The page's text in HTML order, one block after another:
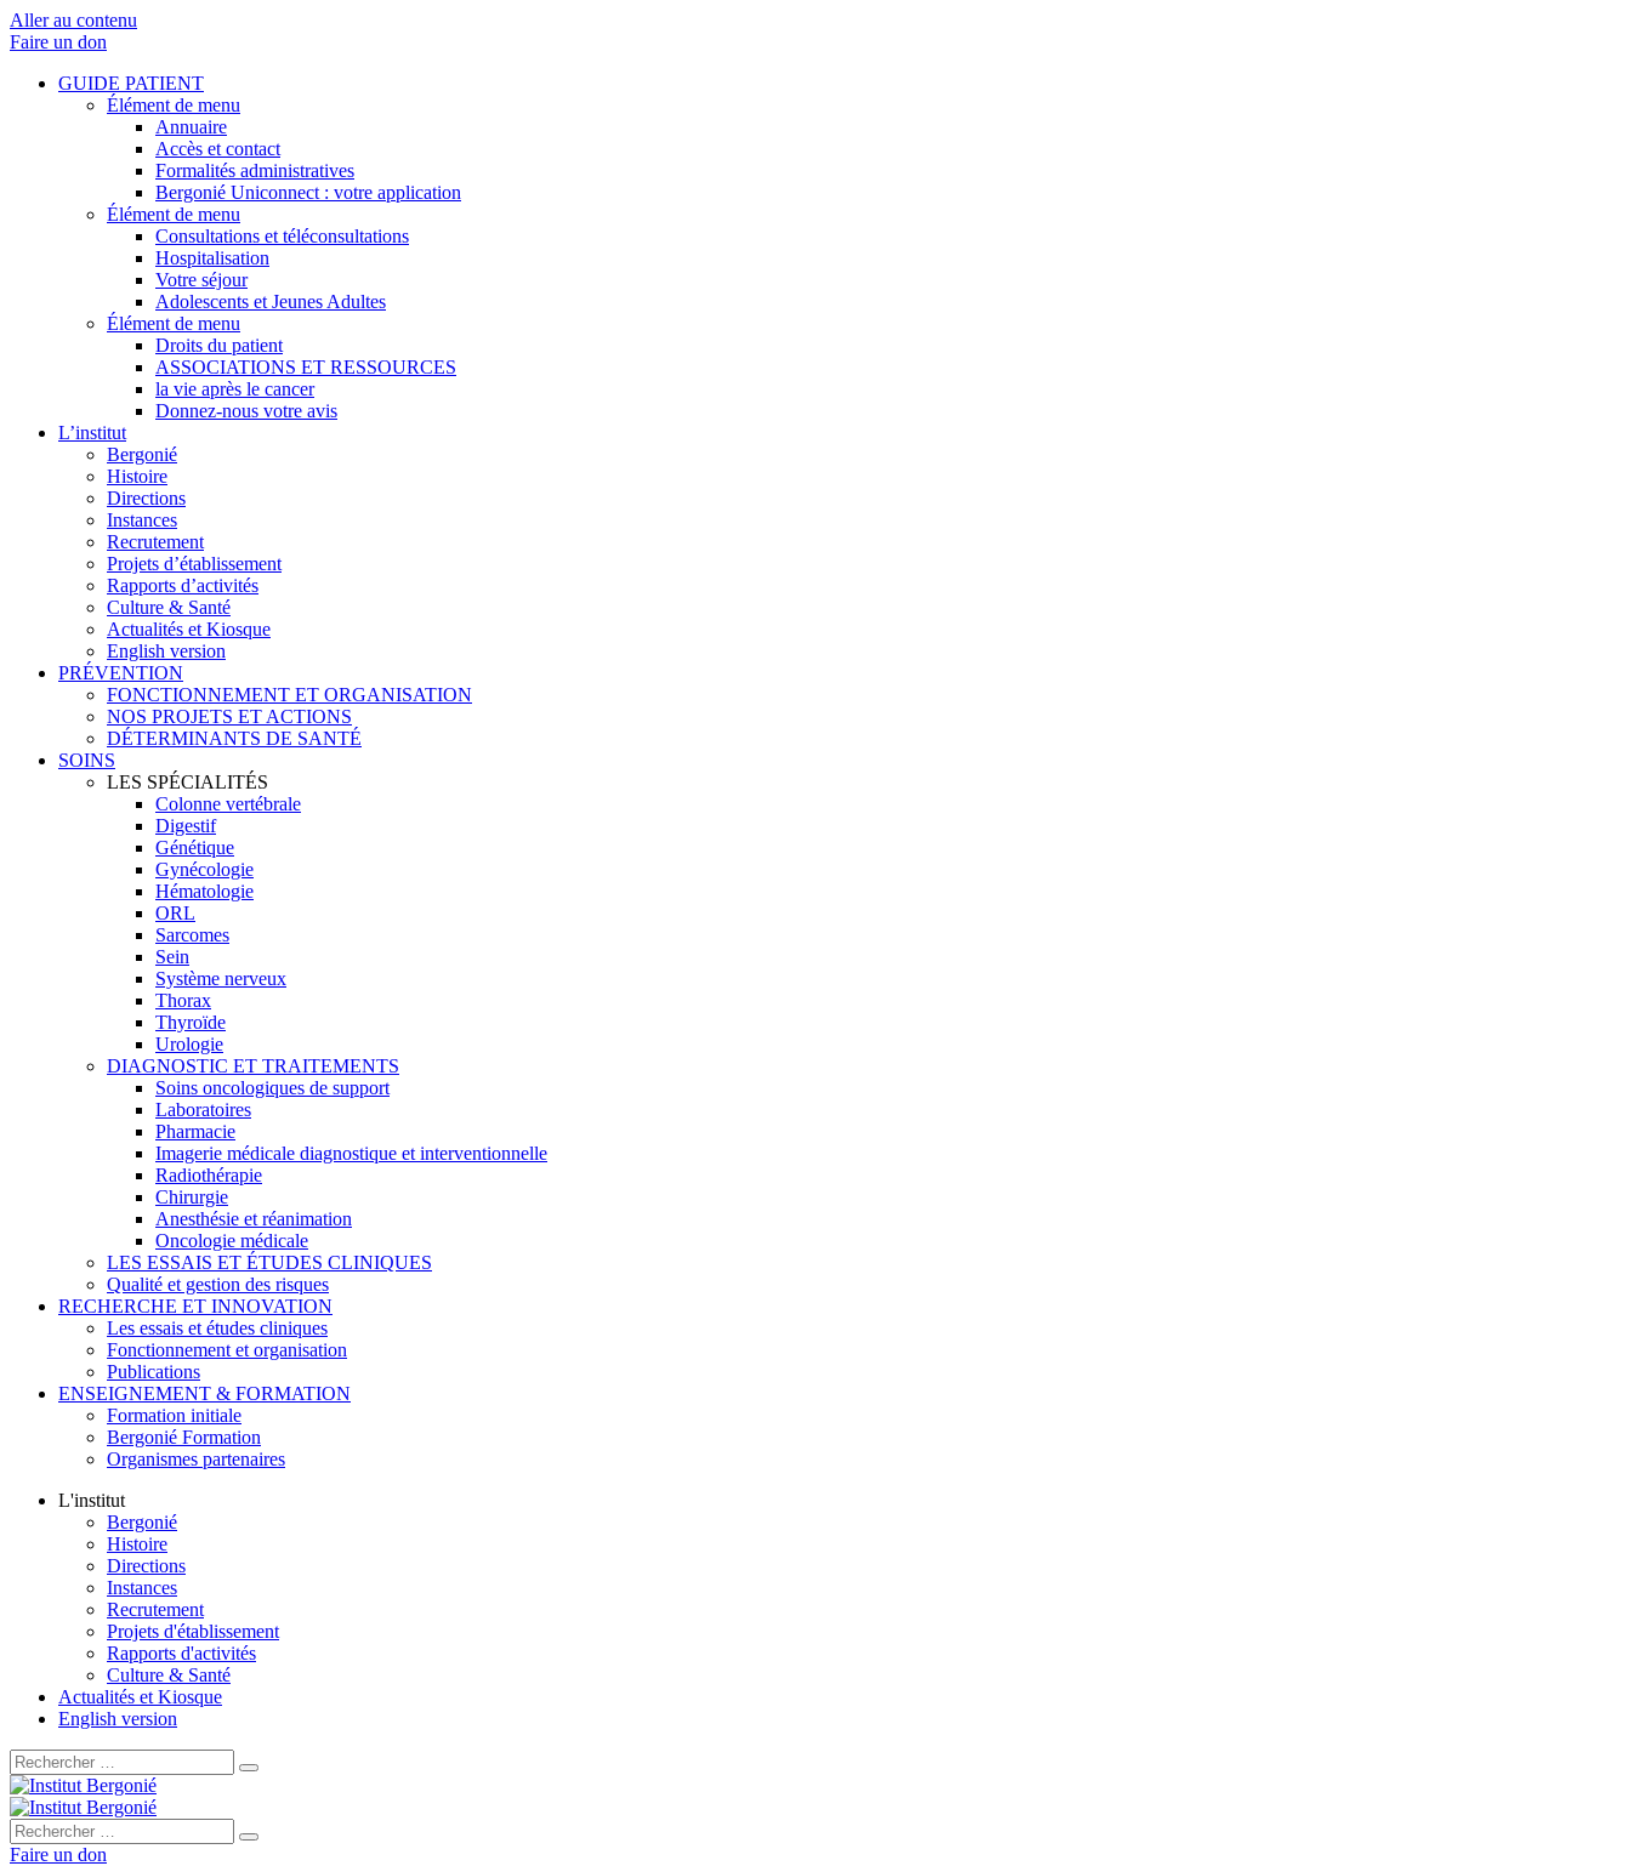
Aller au contenu
Faire un don
GUIDE PATIENT
Élément de menu
Annuaire
Accès et contact
Formalités administratives
Bergonié Uniconnect : votre application
Élément de menu
Consultations et téléconsultations
Hospitalisation
Votre séjour
Adolescents et Jeunes Adultes
Élément de menu
Droits du patient
ASSOCIATIONS ET RESSOURCES
la vie après le cancer
Donnez-nous votre avis
L’institut
Bergonié
Histoire
Directions
Instances
Recrutement
Projets d’établissement
Rapports d’activités
Culture & Santé
Actualités et Kiosque
English version
PRÉVENTION
FONCTIONNEMENT ET ORGANISATION
NOS PROJETS ET ACTIONS
DÉTERMINANTS DE SANTÉ
SOINS
LES SPÉCIALITÉS
Colonne vertébrale
Digestif
Génétique
Gynécologie
Hématologie
ORL
Sarcomes
Sein
Système nerveux
Thorax
Thyroïde
Urologie
DIAGNOSTIC ET TRAITEMENTS
Soins oncologiques de support
Laboratoires
Pharmacie
Imagerie médicale diagnostique et interventionnelle
Radiothérapie
Chirurgie
Anesthésie et réanimation
Oncologie médicale
LES ESSAIS ET ÉTUDES CLINIQUES
Qualité et gestion des risques
RECHERCHE ET INNOVATION
Les essais et études cliniques
Fonctionnement et organisation
Publications
ENSEIGNEMENT & FORMATION
Formation initiale
Bergonié Formation
Organismes partenaires
L'institut
Bergonié
Histoire
Directions
Instances
Recrutement
Projets d'établissement
Rapports d'activités
Culture & Santé
Actualités et Kiosque
English version
Rechercher :
Rechercher :
Faire un don